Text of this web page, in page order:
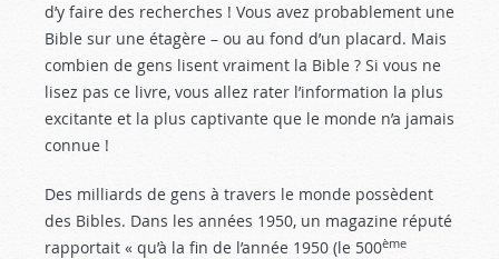
d’y faire des recherches ! Vous avez probablement une
Bible sur une étagère – ou au fond d’un placard. Mais
combien de gens lisent vraiment la Bible ? Si vous ne
lisez pas ce livre, vous allez rater l’information la plus
excitante et la plus captivante que le monde n’a jamais
connue !
Des milliards de gens à travers le monde possèdent
des Bibles. Dans les années 1950, un magazine réputé
rapportait « qu’à la fin de l’année 1950 (le 500ème